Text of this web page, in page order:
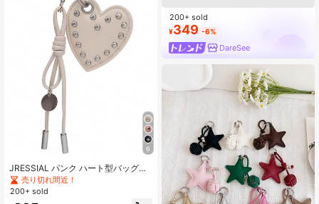
6
JRESSIAL パンク ハート型バッグチ
ャーム、カジュアルファッションキ
ーチェーンアクセサリー
売り切れ間近！
200+ sold
200+ sold
¥349 -6%
DareSee